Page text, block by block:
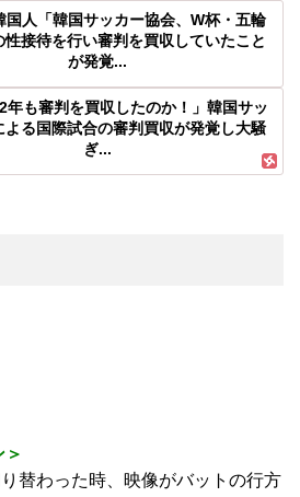
国人「韓国サッカー協会、W杯・五輪
性接待を行い審判を買収していたこと
が発覚...
年も審判を買収したのか！」韓国サッ
よる国際試合の審判買収が発覚し大騒
ぎ...
替わった時、映像がバットの行方